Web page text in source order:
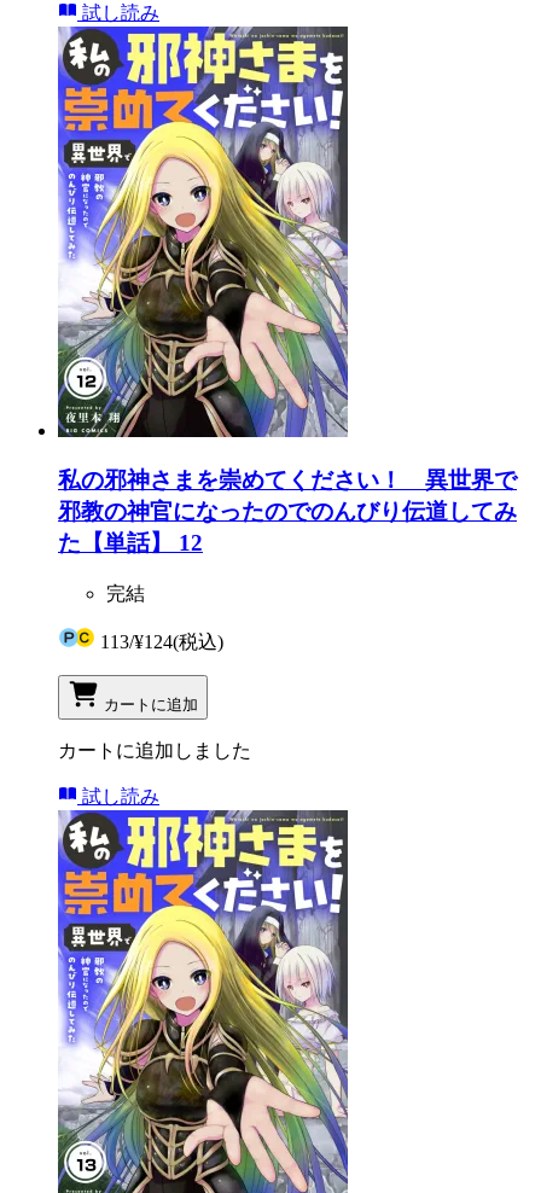
試し読み
私の邪神さまを崇めてください！ 異世界で
邪教の神官になったのでのんびり伝道してみ
た【単話】 12
完結
113/¥124(税込)
カートに追加
カートに追加しました
試し読み